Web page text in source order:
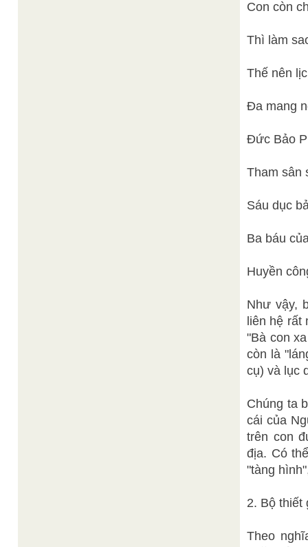
Con còn
Thì làm
Thế nên
Đa mang
Đức Bảo
Tham sân
Sáu dục
Ba báu
Huyền
Như vậy,
liên hệ
"Bà con
còn là
cụ) và lục
Chúng ta
cái của
trên con
địa. Có
"tàng
2. Bộ thiết
Theo